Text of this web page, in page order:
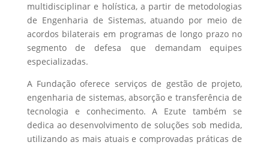
multidisciplinar e holística, a partir de metodologias
de Engenharia de Sistemas, atuando por meio de
acordos bilaterais em programas de longo prazo no
segmento de defesa que demandam equipes
especializadas.
A Fundação oferece serviços de gestão de projeto,
engenharia de sistemas, absorção e transferência de
tecnologia e conhecimento. A Ezute também se
dedica ao desenvolvimento de soluções sob medida,
utilizando as mais atuais e comprovadas práticas de